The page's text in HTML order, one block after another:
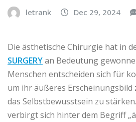
letrank Dec 29, 2024
Die ästhetische Chirurgie hat in
SURGERYan Bedeutung
Menschen entscheiden sich für
um ihr äußeres Erscheinungsbild
das Selbstbewusstsein zu
verbirgt sich hinter dem Begriff